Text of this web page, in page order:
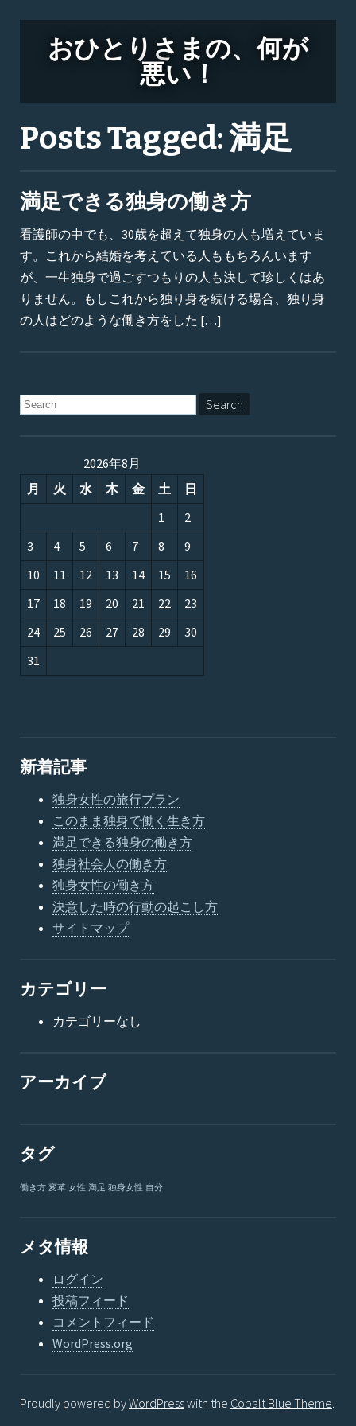
おひとりさまの、何が
悪い！
Posts Tagged:満足
満足できる独身の働き方
看護師の中でも、30歳を超えて独身の人も増えていま
す。これから結婚を考えている人ももちろんいます
が、一生独身で過ごすつもりの人も決して珍しくはあ
りません。もしこれから独り身を続ける場合、独り身
の人はどのような働き方をした […]
2026年8月
月
火 水 木 金 土
日
1
2
3
4 5 6 7 8
9
10
11 12 13 14 15
16
17
18 19 20 21 22
23
24
25 26 27 28 29
30
31
新着記事
独身女性の旅行プラン
このまま独身で働く生き方
満足できる独身の働き方
独身社会人の働き方
独身女性の働き方
決意した時の行動の起こし方
サイトマップ
カテゴリー
カテゴリーなし
アーカイブ
タグ
働き方 変革 女性 満足 独身女性 自分
メタ情報
ログイン
投稿フィード
コメントフィード
WordPress.org
Proudly powered byWordPresswith the Cobalt Blue Theme.